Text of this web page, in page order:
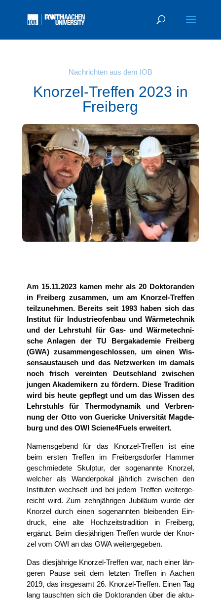
Nachrichten aus dem IOB
Knorzel-Treffen 2023 in
Freiberg
Am 15.11.2023 kamen mehr als 20 Dok­to­ran­den
in Frei­berg zusam­men, um am Knor­zel-Tref­fen
teil­zu­neh­men. Bereits seit 1993 haben sich das
Insti­tut für Indus­trie­ofen­bau und Wär­me­tech­nik
und der Lehr­stuhl für Gas- und Wär­me­tech­ni­
sche Anla­gen der TU Berg­aka­de­mie Frei­berg
(GWA) zusam­men­ge­schlos­sen, um einen Wis­
sens­aus­tausch und das Netz­wer­ken im damals
noch frisch ver­ein­ten Deutsch­land zwi­schen
jun­gen Aka­de­mi­kern zu för­dern. Die­se Tra­di­ti­on
wird bis heu­te gepflegt und um das Wis­sen des
Lehr­stuhls für Ther­mo­dy­na­mik und Ver­bren­
nung der Otto von Gue­ri­cke Uni­ver­si­tät Mag­de­
burg und des OWI Sciene4Fuels erweitert.
Namens­ge­bend für das Knor­zel-Tref­fen ist eine
beim ers­ten Tref­fen im Frei­bergs­dor­fer Ham­mer
geschmie­de­te Skulp­tur, der soge­nann­te Knor­zel,
wel­cher als Wan­der­po­kal jähr­lich zwi­schen den
Insti­tu­ten wech­selt und bei jedem Tref­fen wei­ter­ge­
reicht wird. Zum zehn­jäh­ri­gen Jubi­lä­um wur­de der
Knor­zel durch einen soge­nann­ten blei­ben­den Ein­
druck, eine alte Hoch­zeits­tra­di­ti­on in Frei­berg,
ergänzt. Beim dies­jäh­ri­gen Tref­fen wur­de der Knor­
zel vom OWI an das GWA weitergegeben.
Das dies­jäh­ri­ge Knor­zel-Tref­fen war, nach einer län­
ge­ren Pau­se seit dem letz­ten Tref­fen in Aachen
2019, das ins­ge­samt 26. Knor­zel-Tref­fen. Einen Tag
lang tausch­ten sich die Dok­to­ran­den über die aktu­